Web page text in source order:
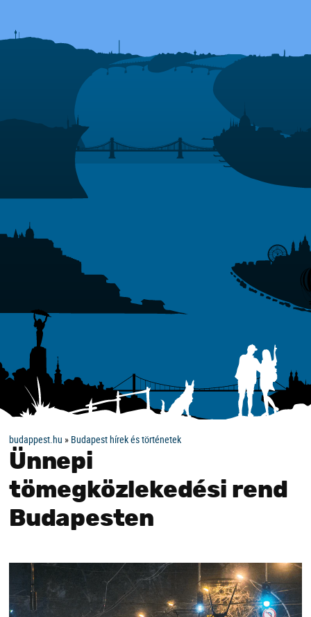
budappest.hu » Budapest hírek és történetek
Ünnepi
tömegközlekedési rend
Budapesten